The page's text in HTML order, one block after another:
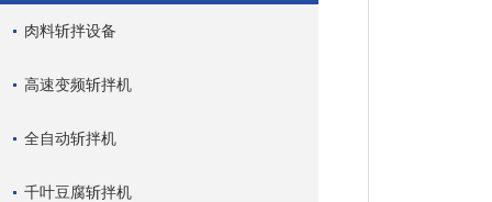
肉料斩拌设备
高速变频斩拌机
全自动斩拌机
千叶豆腐斩拌机